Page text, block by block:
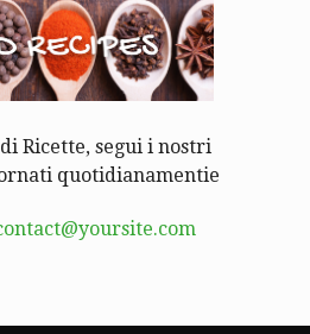
Ricette, segui i nostri
quotidianamentie